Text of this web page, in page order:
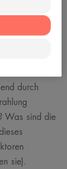
durch
Was sind die
sie).